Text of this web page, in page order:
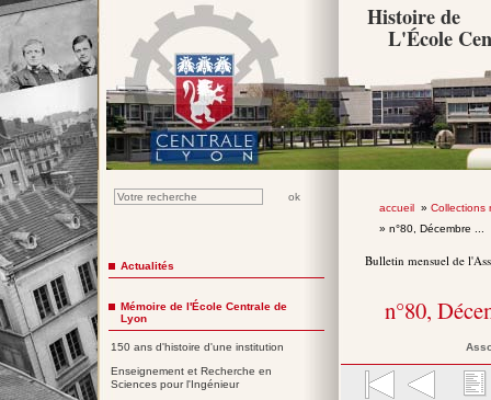
Histoire de
L'École
accueil» Collections
» n°80, Décembre ...
Bulletin mensuel de
n°80,
Actualités
Mémoire de l'École Centrale de
Lyon
150 ans d'histoire d'une institution
Enseignement et Recherche en
Sciences pour l'Ingénieur